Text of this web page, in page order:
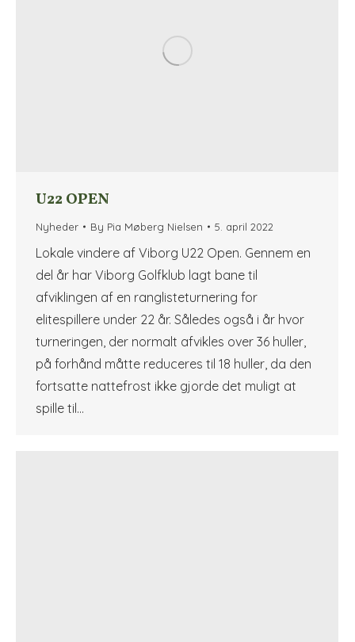
U22 OPEN
Nyheder By Pia Møberg Nielsen 5. april 2022
Lokale vindere af Viborg U22 Open. Gennem en
del år har Viborg Golfklub lagt bane til
afviklingen af en ranglisteturnering for
elitespillere under 22 år. Således også i år hvor
turneringen, der normalt afvikles over 36 huller,
på forhånd måtte reduceres til 18 huller, da den
fortsatte nattefrost ikke gjorde det muligt at
spille til…